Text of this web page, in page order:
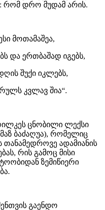
რომ დრო მუდამ არის.
მოთამაშეა,
და ერთბაშად იგებს,
შუქი იკლებს,
კვლავ შია“.
ცნობილი ლექსი
ბაძაღუა), რომელიც
ადამიანის
რის გამოც მისი
ზემიწიერი
გაენდო